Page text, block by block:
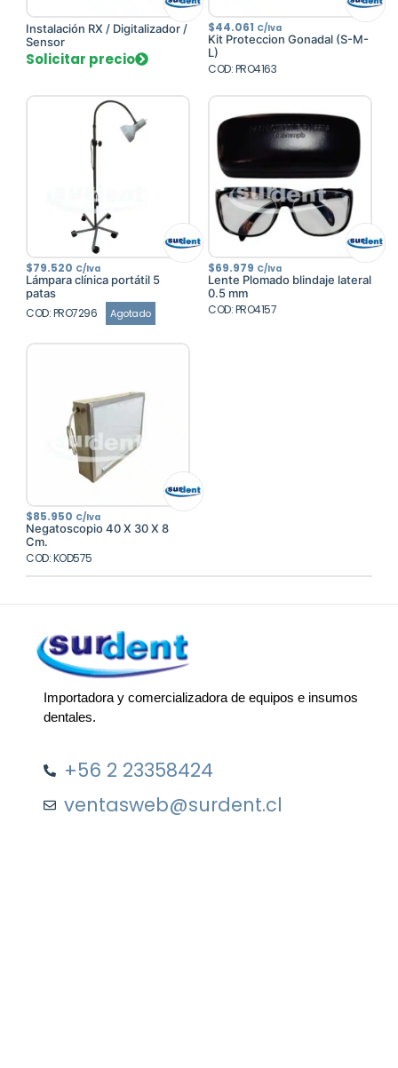
Instalación RX / Digitalizador /
Sensor
Solicitar precio
$44.061 C/Iva
Kit Proteccion Gonadal (S-M-
L)
COD: PRO4163
$79.520 C/Iva
Lámpara clínica portátil 5
patas
COD: PRO7296 Agotado
$69.979 C/Iva
Lente Plomado blindaje lateral
0.5 mm
COD: PRO4157
$85.950 C/Iva
Negatoscopio 40 X 30 X 8
Cm.
COD: KOD575
Importadora y comercializadora de equipos e insumos
dentales.
+56 2 23358424
ventasweb@surdent.cl